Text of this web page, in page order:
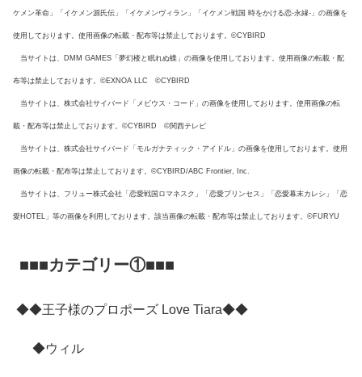
ケメン革命」「イケメン源氏伝」「イケメンヴィラン」「イケメン戦国 時をかける恋-永縁-」の画像を
使用しております。使用画像の転載・配布等は禁止しております。©CYBIRD
当サイトは、DMM GAMES「夢幻楼と眠れぬ蝶」の画像を使用しております。使用画像の転載・配
布等は禁止しております。©EXNOA LLC ©CYBIRD
当サイトは、株式会社サイバード「メビウス・コード」の画像を使用しております。使用画像の転
載・配布等は禁止しております。©CYBIRD ©関西テレビ
当サイトは、株式会社サイバード「モルガナティック・アイドル」の画像を使用しております。使用
画像の転載・配布等は禁止しております。©CYBIRD/ABC Frontier, Inc.
当サイトは、フリュー株式会社「恋愛戦国ロマネスク」「恋愛プリンセス」「恋愛幕末カレシ」「恋
愛HOTEL」等の画像を利用しております。該当画像の転載・配布等は禁止しております。©FURYU
■■■カテゴリー①■■■
◆◆王子様のプロポーズ Love Tiara◆◆
◆ウィル